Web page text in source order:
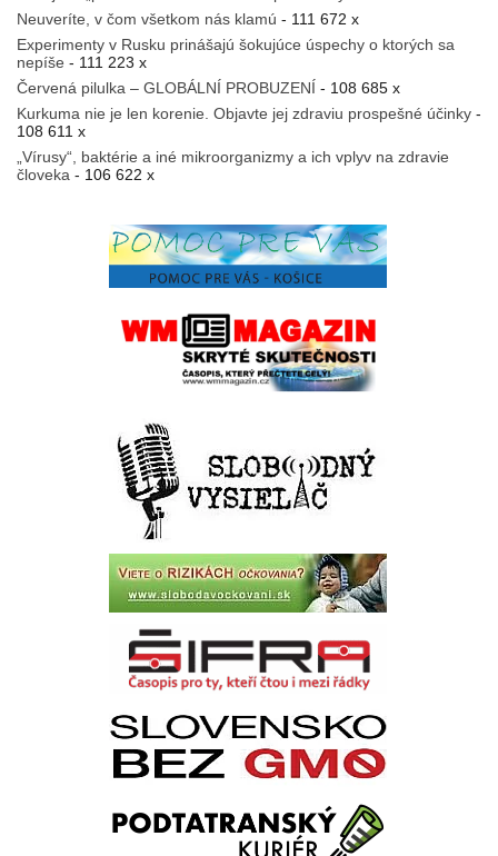
Neuveríte, v čom všetkom nás klamú - 111 672 x
Experimenty v Rusku prinášajú šokujúce úspechy o ktorých sa
nepíše - 111 223 x
Červená pilulka – GLOBÁLNÍ PROBUZENÍ - 108 685 x
Kurkuma nie je len korenie. Objavte jej zdraviu prospešné účinky -
108 611 x
„Vírusy“, baktérie a iné mikroorganizmy a ich vplyv na zdravie
človeka - 106 622 x